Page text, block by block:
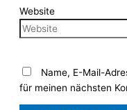
Website
Name, E-Mail-
für meinen nächsten